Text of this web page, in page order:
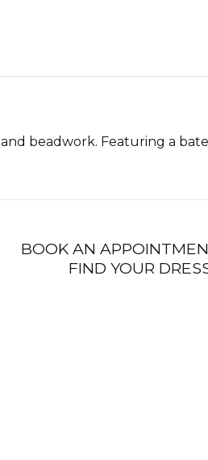
beadwork. Featuring a
BOOK AN
FIND YOUR